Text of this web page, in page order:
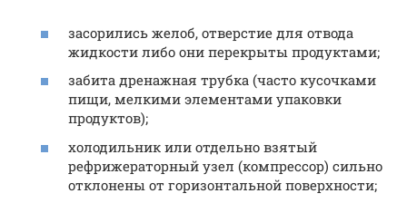
засорились желоб, отверстие для отвода
жидкости либо они перекрыты продуктами;
забита дренажная трубка (часто кусочками
пищи, мелкими элементами упаковки
продуктов);
холодильник или отдельно взятый
рефрижераторный узел (компрессор) сильно
отклонены от горизонтальной поверхности;